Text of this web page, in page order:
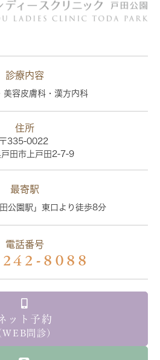
診療内容
美容皮膚科・漢方内科
住所
〒335-0022
戸田市上戸田2-7-9
最寄駅
公園駅」東口より徒歩8分
電話番号
8088
ット予約
WEB問診）